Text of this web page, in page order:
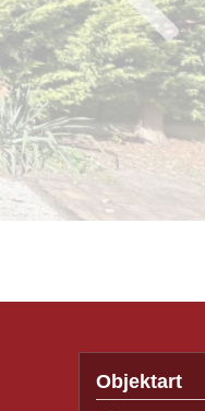
Objektart